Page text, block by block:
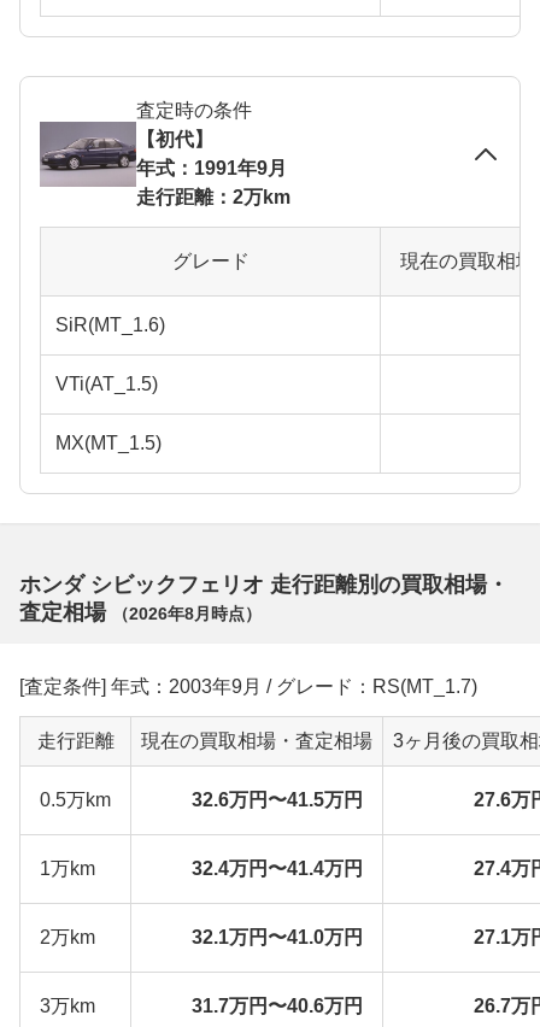
査定時の条件
【初代】
年式：1991年9月
走行距離：2万km
グレード 現在の買取相
SiR(MT_1.6)
VTi(AT_1.5)
MX(MT_1.5)
ホンダ シビックフェリオ 走行距離別の買取相場・
査定相場
（2026年8月 時点）
[査定条件] 年式：2003年9月 / グレード：RS(MT_1.7)
走行距離 現在の買取相場・査定相場 3ヶ月後の買取
0.5万km 32.6万円〜41.5万円 27.6万
1万km 32.4万円〜41.4万円 27.4万
2万km 32.1万円〜41.0万円 27.1万
3万km 31.7万円〜40.6万円 26.7万